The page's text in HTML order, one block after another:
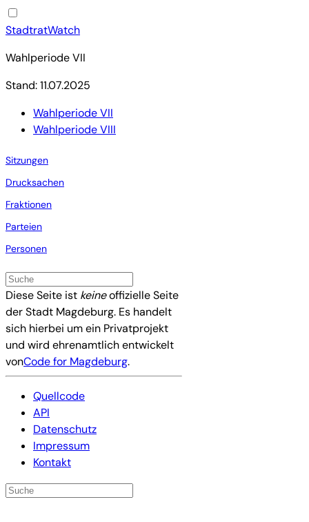
StadtratWatch
Wahlperiode VII
Stand: 11.07.2025
Wahlperiode VII
Wahlperiode VIII
Sitzungen
Drucksachen
Fraktionen
Parteien
Personen
Diese Seite ist keineoffizielle Seite
der Stadt Magdeburg. Es handelt
sich hierbei um ein Privatprojekt
und wird ehrenamtlich entwickelt
vonCode for Magdeburg.
Quellcode
API
Datenschutz
Impressum
Kontakt